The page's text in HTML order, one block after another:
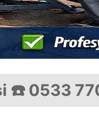
☎️ 0533